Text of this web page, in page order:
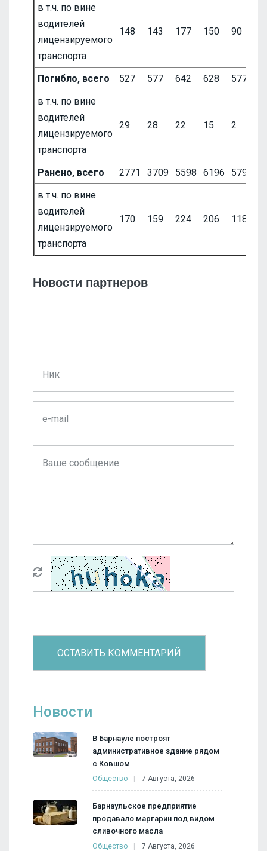
в т.ч. по вине
водителей
лицензируемого
транспорта
148 143 177 150 90
Погибло, всего 527 577 642 628 577
в т.ч. по вине
водителей
лицензируемого
транспорта
29 28 22 15 2
Ранено, всего 2771 3709 5598 6196 5793
в т.ч. по вине
водителей
лицензируемого
транспорта
170 159 224 206 118
Новости партнеров
Новости
В Барнауле построят
административное здание рядом
с Ковшом
Общество 7 Августа, 2026
Барнаульское предприятие
продавало маргарин под видом
сливочного масла
Общество 7 Августа, 2026